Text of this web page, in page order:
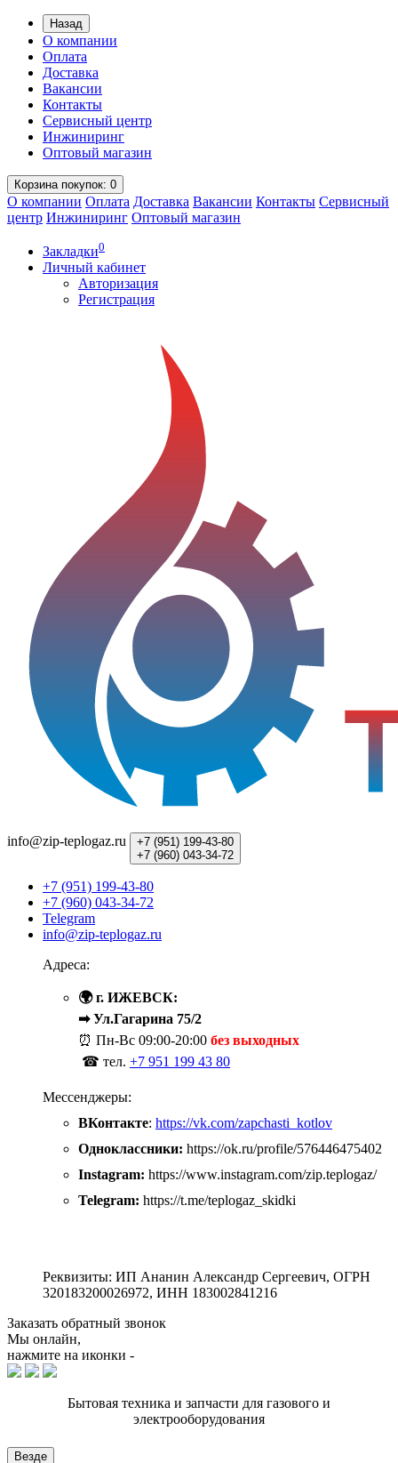
Назад
О компании
Оплата
Доставка
Вакансии
Контакты
Сервисный центр
Инжиниринг
Оптовый магазин
Корзинапокупок: 0
О компании Оплата Доставка Вакансии Контакты Сервисный
центр Инжиниринг Оптовый магазин
Закладки0
Личный кабинет
Авторизация
Регистрация
info@zip-teplogaz.ru +7 (951) 199-43-80
+7 (960) 043-34-72
+7 (951) 199-43-80
+7 (960) 043-34-72
Telegram
info@zip-teplogaz.ru
Адреса:
🌍 г. ИЖЕВСК:
➡ Ул.Гагарина 75/2
⏰ Пн-Вс 09:00-20:00 без выходных
☎ тел. +7 951 199 43 80
Мессенджеры:
ВКонтакте: https://vk.com/zapchasti_kotlov
Одноклассники: https://ok.ru/profile/576446475402
Instagram: https://www.instagram.com/zip.teplogaz/
Telegram: https://t.me/teplogaz_skidki
Реквизиты: ИП Ананин Александр Сергеевич, ОГРН
320183200026972, ИНН 183002841216
Заказать обратный звонок
Мы онлайн,
нажмите на иконки -
Бытовая техника и запчасти для газового и
электрооборудования
Везде